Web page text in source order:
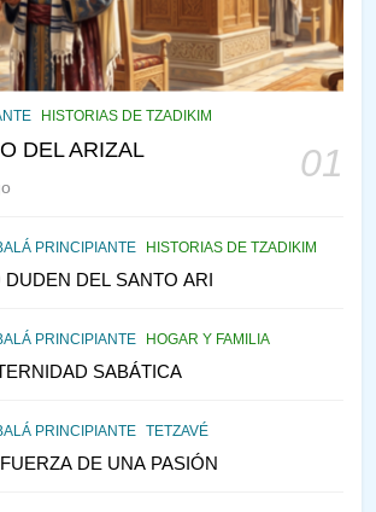
HISTORIAS DE TZADIKIM
DEL ARIZAL 01
PRINCIPIANTE HISTORIAS DE TZADIKIM
DUDEN DEL SANTO ARI
PRINCIPIANTE HOGAR Y FAMILIA
SABÁTICA
PRINCIPIANTE TETZAVÉ
DE UNA PASIÓN
PENSAMIENTO JUDÍO PIRKEI AVOT
CABALÁ Y JASIDUT: EL
CONSEJO DE LOS PADRES
TEMPLO Y LA ALEGRÍA EN
VEAMOS ¿POR QUÉ
IEHOSHÚA? Y LA QUEJA DE